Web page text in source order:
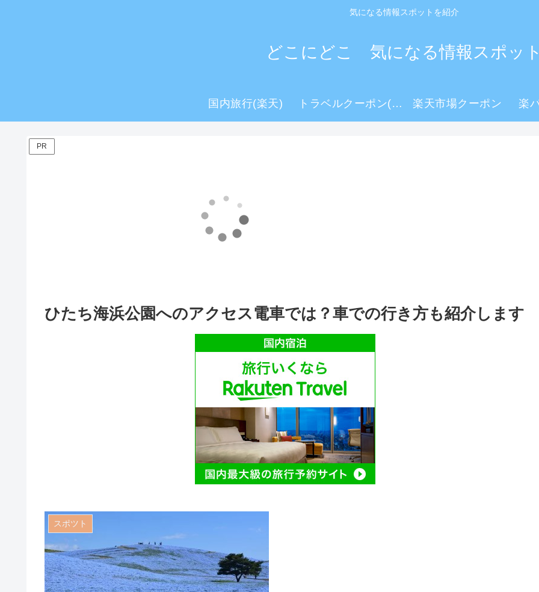
気になる情報スポットを紹介
どこにどこ 気になる情報スポット
国内旅行(楽天) トラベルクーポン(楽天) 楽天市場クーポン 楽
PR
ひたち海浜公園へのアクセス電車では？車での行き方も紹介します
スポツト